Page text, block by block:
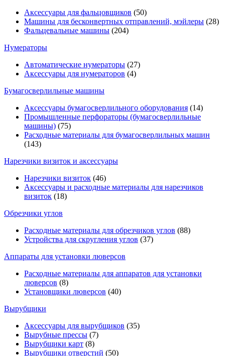
Аксессуары для фальцовщиков (50)
Машины для бесконвертных отправлений, мэйлеры (28)
Фальцевальные машины (204)
Нумераторы
Автоматические нумераторы (27)
Аксессуары для нумераторов (4)
Бумагосверлильные машины
Аксессуары бумагосверлильного оборудования (14)
Промышленные перфораторы (бумагосверлильные
машины) (75)
Расходные материалы для бумагосверлильных машин
(143)
Нарезчики визиток и аксессуары
Нарезчики визиток (46)
Аксессуары и расходные материалы для нарезчиков
визиток (18)
Обрезчики углов
Расходные материалы для обрезчиков углов (88)
Устройства для скругления углов (37)
Аппараты для установки люверсов
Расходные материалы для аппаратов для установки
люверсов (8)
Установщики люверсов (40)
Вырубщики
Аксессуары для вырубщиков (35)
Вырубные прессы (7)
Вырубщики карт (8)
Вырубщики отверстий (50)